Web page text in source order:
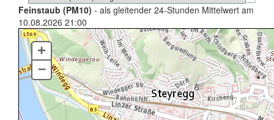
Feinstaub (PM10) - als gleitender 24-Stunden Mittelwert am
10.08.2026 21:00
+
–